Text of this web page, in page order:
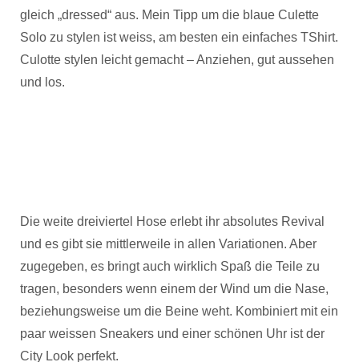
gleich „dressed“ aus. Mein Tipp um die blaue Culette
Solo zu stylen ist weiss, am besten ein einfaches TShirt.
Culotte stylen leicht gemacht – Anziehen, gut aussehen
und los.
Die weite dreiviertel Hose erlebt ihr absolutes Revival
und es gibt sie mittlerweile in allen Variationen. Aber
zugegeben, es bringt auch wirklich Spaß die Teile zu
tragen, besonders wenn einem der Wind um die Nase,
beziehungsweise um die Beine weht. Kombiniert mit ein
paar weissen Sneakers und einer schönen Uhr ist der
City Look perfekt.